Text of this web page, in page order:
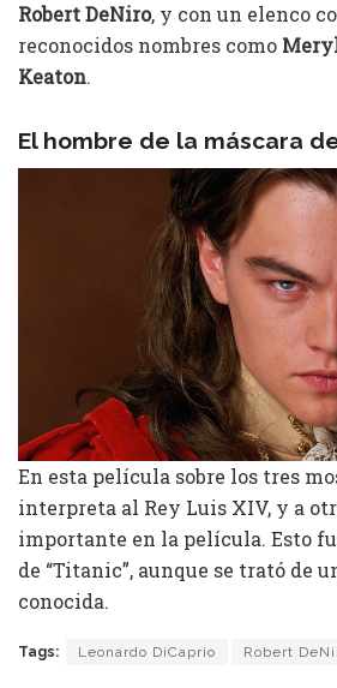
Robert DeNiro, y con un elenco
reconocidos nombres como
Keaton.
El hombre de la máscara
En esta película sobre los tres
interpreta al Rey Luis XIV, y a
importante en la película. Esto
de “Titanic”, aunque se trató de
conocida.
Tags: Leonardo DiCaprio Robert